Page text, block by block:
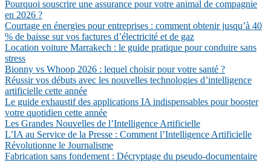
Pourquoi souscrire une assurance pour votre animal de compagnie
en 2026 ?
Courtage en énergies pour entreprises : comment obtenir jusqu’à 40
% de baisse sur vos factures d’électricité et de gaz
Location voiture Marrakech : le guide pratique pour conduire sans
stress
Bionny vs Whoop 2026 : lequel choisir pour votre santé ?
Réussir vos débuts avec les nouvelles technologies d’intelligence
artificielle cette année
Le guide exhaustif des applications IA indispensables pour booster
votre quotidien cette année
Les Grandes Nouvelles de l’Intelligence Artificielle
L’IA au Service de la Presse : Comment l’Intelligence Artificielle
Révolutionne le Journalisme
Fabrication sans fondement : Décryptage du pseudo-documentaire